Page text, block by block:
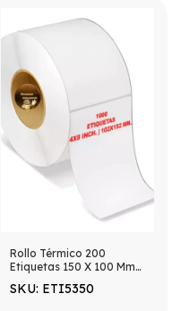
Rollo Térmico 200
Etiquetas 150 X 100 Mm
SKU: ETI5350